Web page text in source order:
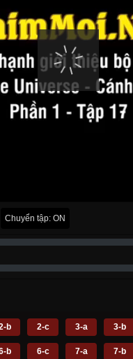
Chuyển tập: ON
b 2-c 3-a 3-b
b 6-c 7-a 7-b